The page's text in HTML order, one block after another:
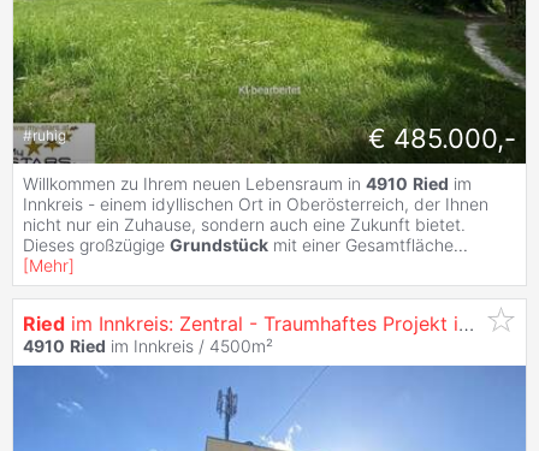
#ruhig € 485.000,-
Willkommen zu Ihrem neuen Lebensraum in 4910 Ried im
Innkreis - einem idyllischen Ort in Oberösterreich, der Ihnen
nicht nur ein Zuhause, sondern auch eine Zukunft bietet.
Dieses großzügige Grundstück mit einer Gesamtfläche...
[Mehr]
Ried im Innkreis: Zentral - Traumhaftes Projekt in Bester Lage
4910 Ried im Innkreis / 4500m²